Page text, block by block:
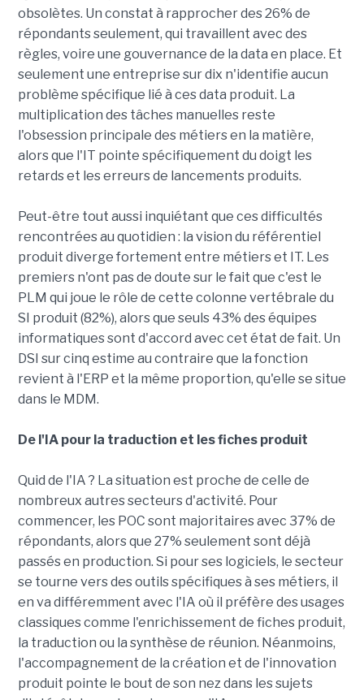
obsolètes. Un constat à rapprocher des 26% de
répondants seulement, qui travaillent avec des
règles, voire une gouvernance de la data en place. Et
seulement une entreprise sur dix n'identifie aucun
problème spécifique lié à ces data produit. La
multiplication des tâches manuelles reste
l'obsession principale des métiers en la matière,
alors que l'IT pointe spécifiquement du doigt les
retards et les erreurs de lancements produits.
Peut-être tout aussi inquiétant que ces difficultés
rencontrées au quotidien : la vision du référentiel
produit diverge fortement entre métiers et IT. Les
premiers n'ont pas de doute sur le fait que c'est le
PLM qui joue le rôle de cette colonne vertébrale du
SI produit (82%), alors que seuls 43% des équipes
informatiques sont d'accord avec cet état de fait. Un
DSI sur cinq estime au contraire que la fonction
revient à l'ERP et la même proportion, qu'elle se situe
dans le MDM.
De l'IA pour la traduction et les fiches produit
Quid de l'IA ? La situation est proche de celle de
nombreux autres secteurs d'activité. Pour
commencer, les POC sont majoritaires avec 37% de
répondants, alors que 27% seulement sont déjà
passés en production. Si pour ses logiciels, le secteur
se tourne vers des outils spécifiques à ses métiers, il
en va différemment avec l'IA où il préfère des usages
classiques comme l'enrichissement de fiches produit,
la traduction ou la synthèse de réunion. Néanmoins,
l'accompagnement de la création et de l'innovation
produit pointe le bout de son nez dans les sujets